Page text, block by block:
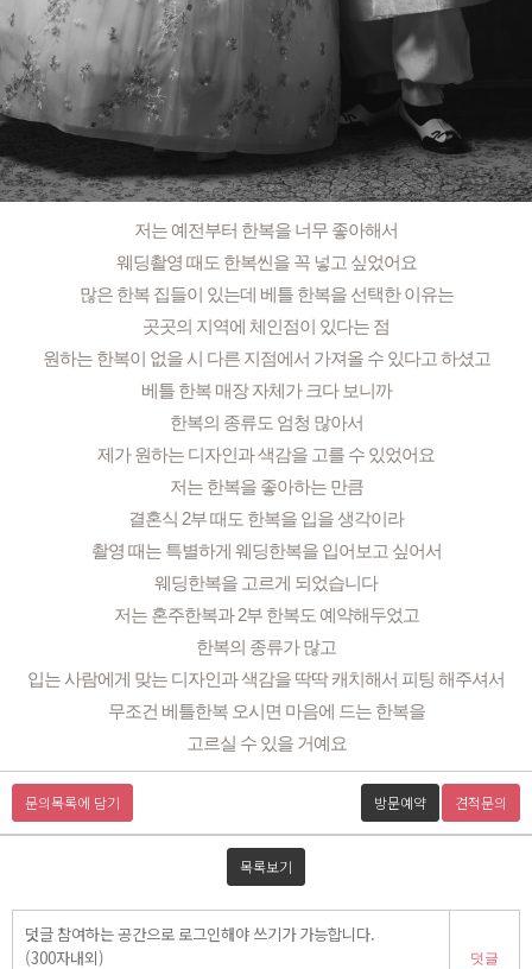
저는 예전부터 한복을 너무 좋아해서
웨딩촬영 때도 한복씬을 꼭 넣고 싶었어요
많은 한복 집들이 있는데 베틀 한복을 선택한 이유는
곳곳의 지역에 체인점이 있다는 점
원하는 한복이 없을 시 다른 지점에서 가져올 수 있다고 하셨고
베틀 한복 매장 자체가 크다 보니까
한복의 종류도 엄청 많아서
제가 원하는 디자인과 색감을 고를 수 있었어요
저는 한복을 좋아하는 만큼
결혼식 2부 때도 한복을 입을 생각이라
촬영 때는 특별하게 웨딩한복을 입어보고 싶어서
웨딩한복을 고르게 되었습니다
저는 혼주한복과 2부 한복도 예약해두었고
한복의 종류가 많고
입는 사람에게 맞는 디자인과 색감을 딱딱 캐치해서 피팅 해주셔서
무조건 베틀한복 오시면 마음에 드는 한복을
고르실 수 있을 거예요
문의목록에 담기 방문예약 견적문의
목록보기
덧글